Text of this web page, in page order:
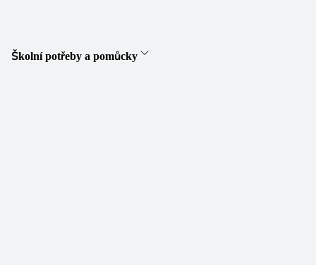
Školní potřeby a pomůcky